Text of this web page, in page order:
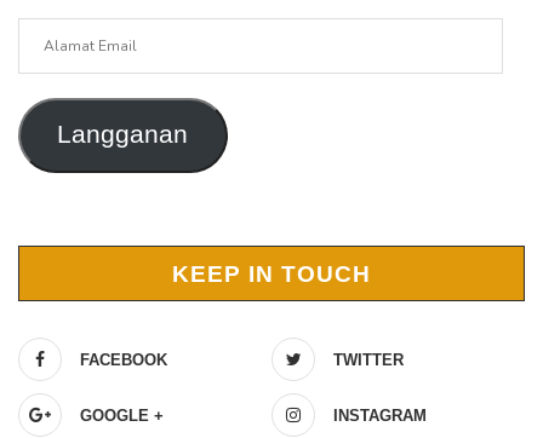
Langganan
KEEP IN TOUCH
FACEBOOK TWITTER
GOOGLE + INSTAGRAM